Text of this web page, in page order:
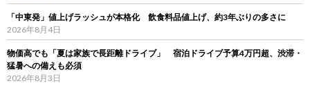
「中東発」値上げラッシュが本格化 飲食料品値上げ、約3年ぶりの多さに
2026年8月4日
物価高でも「夏は家族で長距離ドライブ」 宿泊ドライブ予算4万円超、渋滞・
猛暑への備えも必須
2026年8月3日